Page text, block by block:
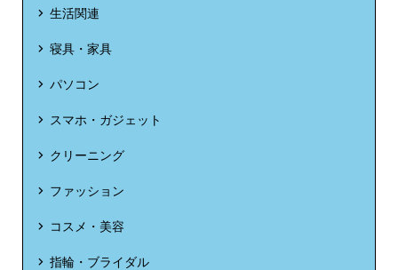
カット済 ボイルたらば蟹 1.6kg(800g×2パ
カット済 ボイルずわい蟹＆ボイルたらば蟹
食べ比べセット 3.2kg(800g×4パック)、
食べ比べセット 4.8kg (800g×6パック)、
カット済 ボイルたらば蟹 2.4kg(800g×3パ
生活関連
寝具・家具
パソコン
スマホ・ガジェット
クリーニング
ファッション
コスメ・美容
指輪・ブライダル